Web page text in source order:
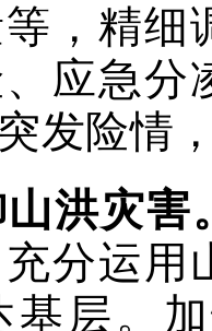
，精细
应急
发险情
洪灾害
分运用
基层。